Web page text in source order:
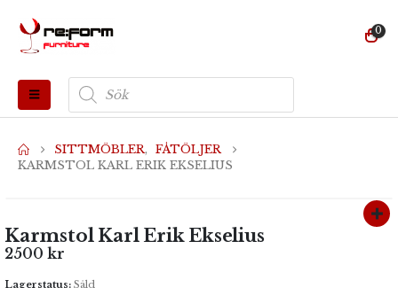
0
Produktsökning
SITTMÖBLER, FÅTÖLJER
KARMSTOL KARL ERIK EKSELIUS
Karmstol Karl Erik Ekselius
2500 kr
Lagerstatus: Såld